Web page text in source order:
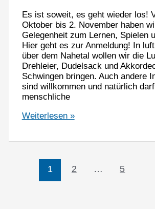
Es ist soweit, es geht wieder los!
Oktober bis 2. November haben
Gelegenheit zum Lernen, Spielen
Hier geht es zur Anmeldung! In
über dem Nahetal wollen wir die
Drehleier, Dudelsack und
Schwingen bringen. Auch andere
sind willkommen und natürlich
menschliche
Anmeldung
Weiterlesen »
1 2 … 5